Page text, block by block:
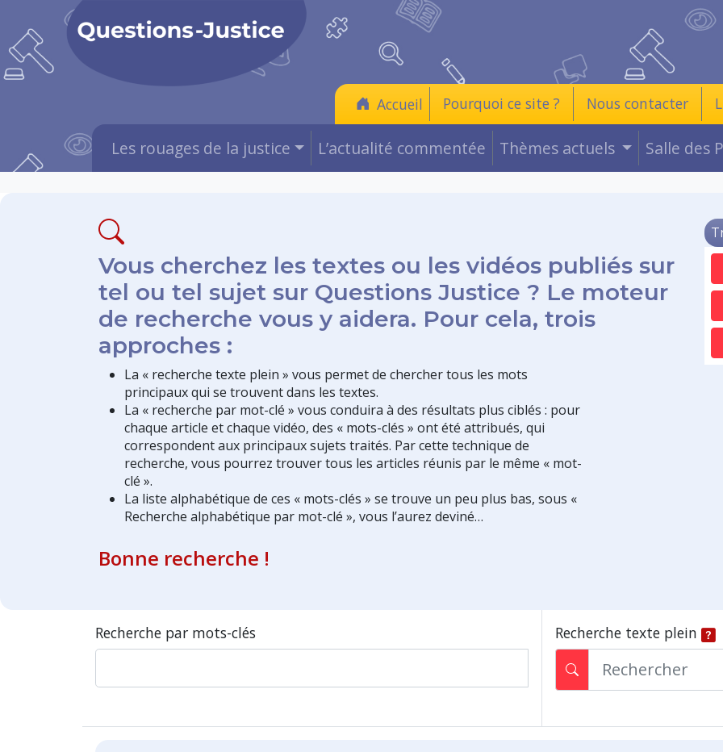
Accueil Pourquoi ce site ? Nous contacter
Les rouages de la justice L’actualité commentée Thèmes actuels Salle des
Vous cherchez les textes ou les vidéos publiés sur
tel ou tel sujet sur Questions Justice ? Le moteur
de recherche vous y aidera. Pour cela, trois
approches :
La « recherche texte plein » vous permet de chercher tous les mots
principaux qui se trouvent dans les textes.
La « recherche par mot-clé » vous conduira à des résultats plus ciblés : pour
chaque article et chaque vidéo, des « mots-clés » ont été attribués, qui
correspondent aux principaux sujets traités. Par cette technique de
recherche, vous pourrez trouver tous les articles réunis par le même « mot-
clé ».
La liste alphabétique de ces « mots-clés » se trouve un peu plus bas, sous «
Recherche alphabétique par mot-clé », vous l’aurez deviné…
Bonne recherche !
Recherche par mots-clés Recherche texte plein